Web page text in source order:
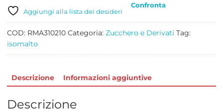
Aggiungi alla lista dei desideri
Confronta
COD: RMA310210 Categoria: Zucchero e Derivati Tag:
isomalto
Descrizione Informazioni aggiuntive
Descrizione